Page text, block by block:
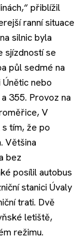
přiblížil
ranní situace
silnic byla
sjízdností se
půl sedmé na
nebo
355. Provoz na
V
s tím, že po
Většina
bez
posílil autobus
stanici Úvaly
trati. Dvě
letiště,
režimu.